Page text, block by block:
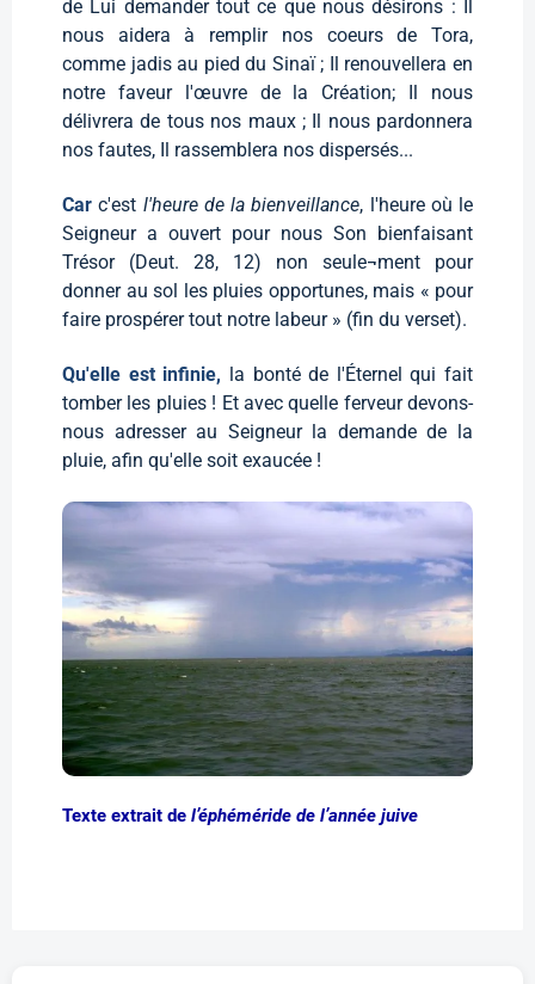
de Lui demander tout ce que nous désirons : Il
nous aidera à remplir nos coeurs de Tora,
comme jadis au pied du Sinaï ; Il renouvellera en
notre faveur l'œuvre de la Création; Il nous
délivrera de tous nos maux ; Il nous pardonnera
nos fautes, Il rassemblera nos dispersés...
Carc'est l'heure de la bienveillance, l'heure où le
Seigneur a ouvert pour nous Son bienfaisant
Trésor (Deut. 28, 12) non seule¬ment pour
donner au sol les pluies opportunes, mais « pour
faire prospérer tout notre labeur » (fin du verset).
Qu'elle est infinie,
la bonté de l'Éternel qui fait
tomber les pluies ! Et avec quelle ferveur devons-
nous adresser au Seigneur la demande de la
pluie, afin qu'elle soit exaucée !
Texte extrait de l’éphéméride de l’année juive